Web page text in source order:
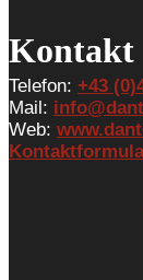
Kontakt
Telefon: +43
Mail:
Web: